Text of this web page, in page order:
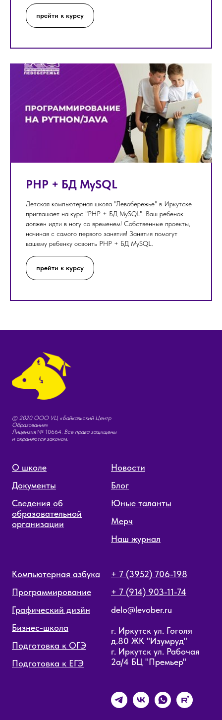
прейти к курсу
PHP + БД MySQL
Детская компьютерная школа "Левобережье" в Иркутске
приглашает на курс "PHP + БД MySQL". Ваш ребенок
должен идти в ногу со временем! Собственные проекты,
начиная с самого первого занятия! Занятия помогут
вашему ребенку освоить PHP + БД MySQL.
прейти к курсу
© 2020 ООО УЦ «Байкальский Центр
Образования»
Лицензия№ 10664. Все права защищены
и охраняются законом.
О школе
Документы
Сведения об
образовательной
организации
Новости
Блог
Юные таланты
Мерч
Наш журнал
Компьютерная азбука
Программирование
Графический дизйн
Бизнес-школа
Подготовка к ОГЭ
Подготовка к ЕГЭ
+ 7 (3952) 706-198
+ 7 (914) 903-11-74
delo@levober.ru
г. Иркутск ул. Гоголя
д.80 ЖК "Изумруд"
г. Иркутск ул. Рабочая
2а/4 БЦ "Премьер"